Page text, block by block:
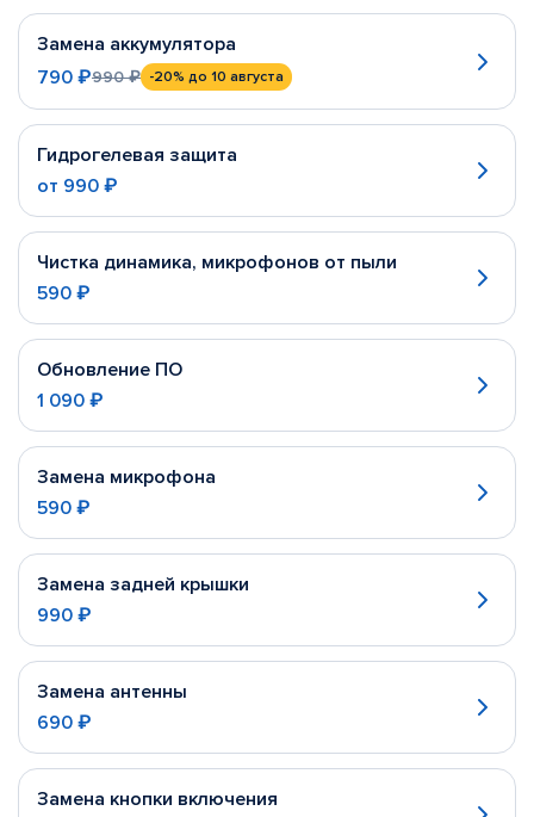
Замена аккумулятора
790 ₽990 ₽ -20% до 10 августа
Гидрогелевая защита
от 990 ₽
Чистка динамика, микрофонов от пыли
590 ₽
Обновление ПО
1 090 ₽
Замена микрофона
590 ₽
Замена задней крышки
990 ₽
Замена антенны
690 ₽
Замена кнопки включения